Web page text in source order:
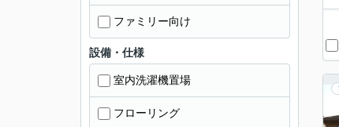
ファミリー向け
設備・仕様
室内洗濯機置場
フローリング